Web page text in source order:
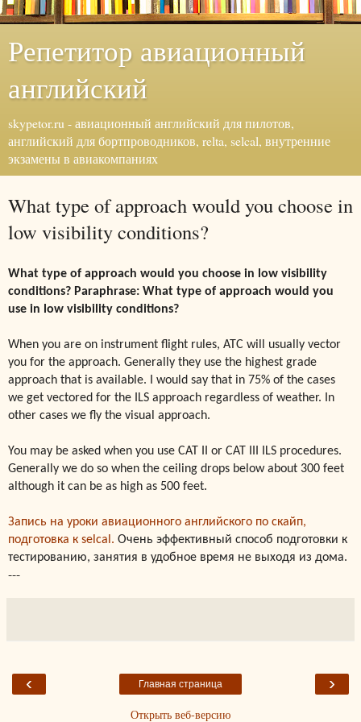
Репетитор авиационный
английский
skypetor.ru - авиационный английский для пилотов,
английский для бортпроводников, relta, selcal, внутренние
экзамены в авиакомпаниях
What type of approach would you choose in
low visibility conditions?
What type of approach would you choose in low visibility
conditions? Paraphrase: What type of approach would you
use in low visibility conditions?
When you are on instrument flight rules, ATC will usually vector
you for the approach. Generally they use the highest grade
approach that is available. I would say that in 75% of the cases
we get vectored for the ILS approach regardless of weather. In
other cases we fly the visual approach.
You may be asked when you use CAT II or CAT III ILS procedures.
Generally we do so when the ceiling drops below about 300 feet
although it can be as high as 500 feet.
Запись на уроки авиационного английского по скайп,
подготовка к selcal. Очень эффективный способ подготовки к
тестированию, занятия в удобное время не выходя из дома.
---
‹ ›
Главная страница
Открыть веб-версию